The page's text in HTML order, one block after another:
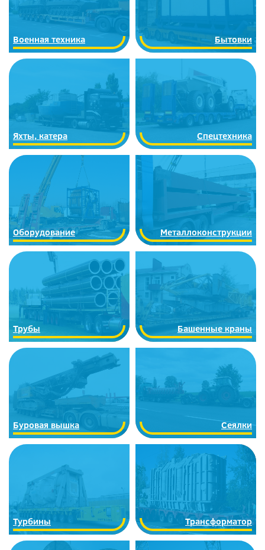
Военная техника Бытовки
Яхты, катера Спецтехника
Оборудование Металлоконструкции
Трубы Башенные краны
Буровая вышка Сеялки
Турбины Трансформатор